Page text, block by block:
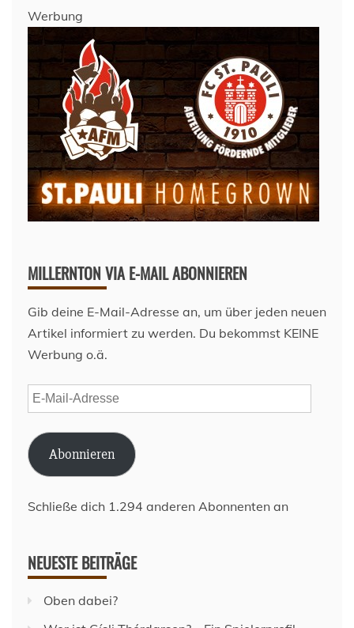
Werbung
MILLERNTON VIA E-MAIL ABONNIEREN
Gib deine E-Mail-Adresse an, um über jeden neuen
Artikel informiert zu werden. Du bekommst KEINE
Werbung o.ä.
E-
Mail-
Adresse
Abonnieren
Schließe dich 1.294 anderen Abonnenten an
NEUESTE BEITRÄGE
Oben dabei?